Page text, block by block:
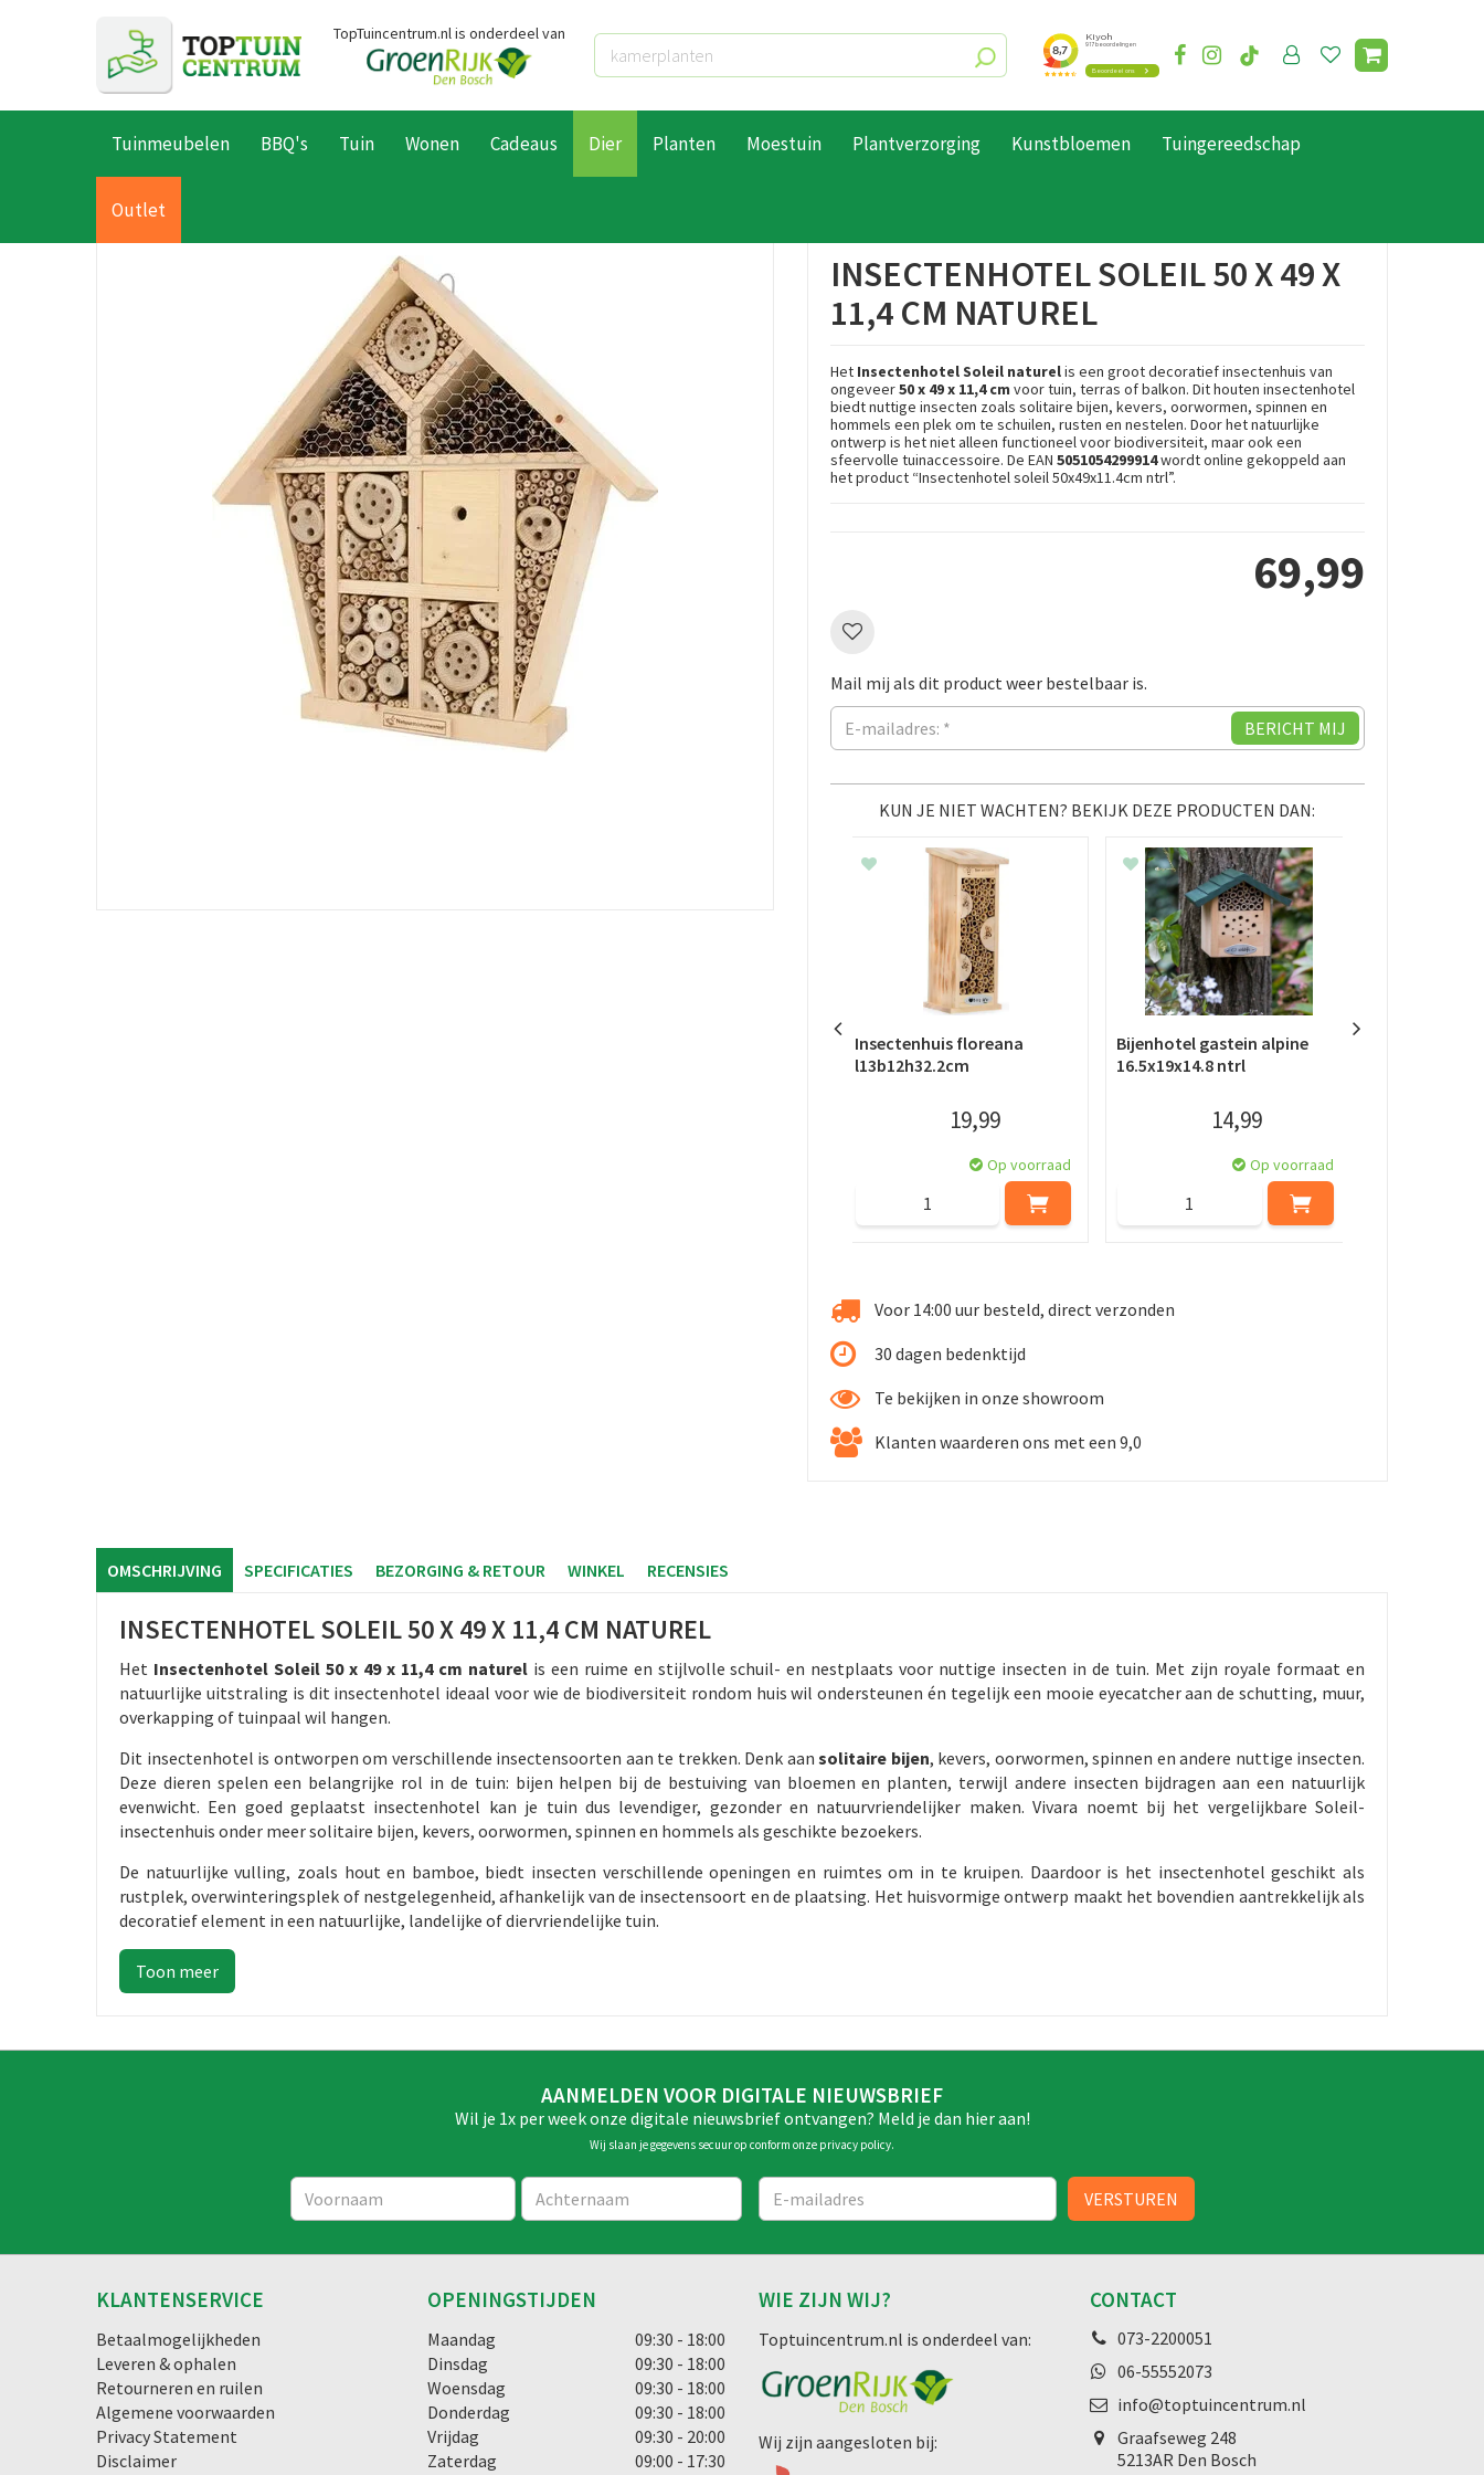
Home Producten
TopTuincentrum.nl is onderdeel van
Tuinmeubelen BBQ's Tuin Wonen Cadeaus Dier Planten Moestuin Plantverzorging Kunstbloemen Tuingereedschap
Outlet
INSECTENHOTEL SOLEIL 50 X 49 X
11,4 CM NATUREL
Het Insectenhotel Soleil naturelis een groot decoratief insectenhuis van
ongeveer50 x 49 x 11,4 cm voor tuin, terras of balkon. Dit houten insectenhotel
biedt nuttige insecten zoals solitaire bijen, kevers, oorwormen, spinnen en
hommels een plek om te schuilen, rusten en nestelen. Door het natuurlijke
ontwerp is het niet alleen functioneel voor biodiversiteit, maar ook een
sfeervolle tuinaccessoire. De EAN 5051054299914wordt online gekoppeld aan
het product “Insectenhotel soleil 50x49x11.4cm ntrl”.
69,99
Mail mij als dit product weer bestelbaar is.
KUN JE NIET WACHTEN? BEKIJK DEZE PRODUCTEN DAN:
Insectenhuis floreana
l13b12h32.2cm
19,99
Op voorraad
Bijenhotel gastein alpine
16.5x19x14.8 ntrl
14,99
Op voorraad
Voor 14:00 uur besteld, direct verzonden
30 dagen bedenktijd
Te bekijken in onze showroom
Klanten waarderen ons met een 9,0
OMSCHRIJVING SPECIFICATIES BEZORGING & RETOUR WINKEL RECENSIES
INSECTENHOTEL SOLEIL 50 X 49 X 11,4 CM NATUREL
Het Insectenhotel Soleil 50 x 49 x 11,4 cm naturelis een ruime en stijlvolle schuil- en nestplaats voor nuttige insecten in de tuin. Met zijn royale formaat en
natuurlijke uitstraling is dit insectenhotel ideaal voor wie de biodiversiteit rondom huis wil ondersteunen én tegelijk een mooie eyecatcher aan de schutting, muur,
overkapping of tuinpaal wil hangen.
Dit insectenhotel is ontworpen om verschillende insectensoorten aan te trekken. Denk aan solitaire bijen, kevers, oorwormen, spinnen en andere nuttige insecten.
Deze dieren spelen een belangrijke rol in de tuin: bijen helpen bij de bestuiving van bloemen en planten, terwijl andere insecten bijdragen aan een natuurlijk
evenwicht. Een goed geplaatst insectenhotel kan je tuin dus levendiger, gezonder en natuurvriendelijker maken. Vivara noemt bij het vergelijkbare Soleil-
insectenhuis onder meer solitaire bijen, kevers, oorwormen, spinnen en hommels als geschikte bezoekers.
De natuurlijke vulling, zoals hout en bamboe, biedt insecten verschillende openingen en ruimtes om in te kruipen. Daardoor is het insectenhotel geschikt als
rustplek, overwinteringsplek of nestgelegenheid, afhankelijk van de insectensoort en de plaatsing. Het huisvormige ontwerp maakt het bovendien aantrekkelijk als
decoratief element in een natuurlijke, landelijke of diervriendelijke tuin.
AANMELDEN VOOR DIGITALE NIEUWSBRIEF
Wil je 1x per week onze digitale nieuwsbrief ontvangen? Meld je dan hier aan!
Wij slaan je gegevens secuur op conform onze privacy policy.
KLANTENSERVICE
Betaalmogelijkheden
Leveren & ophalen
Retourneren en ruilen
Algemene voorwaarden
Privacy Statement
Disclaimer
OPENINGSTIJDEN
Maandag
09:30 - 18:00
Dinsdag
09:30 - 18:00
Woensdag
09:30 - 18:00
Donderdag
09:30 - 18:00
Vrijdag
09:30 - 20:00
Zaterdag
09:00 - 17:30
WIE ZIJN WIJ?
Toptuincentrum.nl is onderdeel van:
Wij zijn aangesloten bij:
CONTACT
073-2200051
06-55552073
info@toptuincentrum.nl
Graafseweg 248
5213AR Den Bosch